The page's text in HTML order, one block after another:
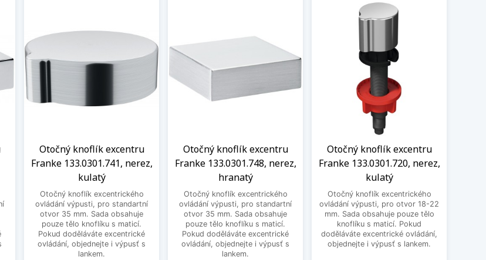
Otočný knoflík excentru
Franke 133.0301.741, nerez,
kulatý
Otočný knoflík excentrického
ovládání výpusti, pro standartní
otvor 35 mm. Sada obsahuje
pouze tělo knoflíku s maticí.
Pokud doděláváte excentrické
ovládání, objednejte i výpusť s
lankem.
Otočný knoflík excentru
Franke 133.0301.748, nerez,
hranatý
Otočný knoflík excentrického
ovládání výpusti, pro standartní
otvor 35 mm. Sada obsahuje
pouze tělo knoflíku s maticí.
Pokud doděláváte excentrické
ovládání, objednejte i výpusť s
lankem.
Otočný knoflík excentru
Franke 133.0301.720, nerez,
kulatý
Otočný knoflík excentrického
ovládání výpusti, pro otvor 18-22
mm. Sada obsahuje pouze tělo
knoflíku s maticí. Pokud
doděláváte excentrické ovládání,
objednejte i výpusť s lankem.